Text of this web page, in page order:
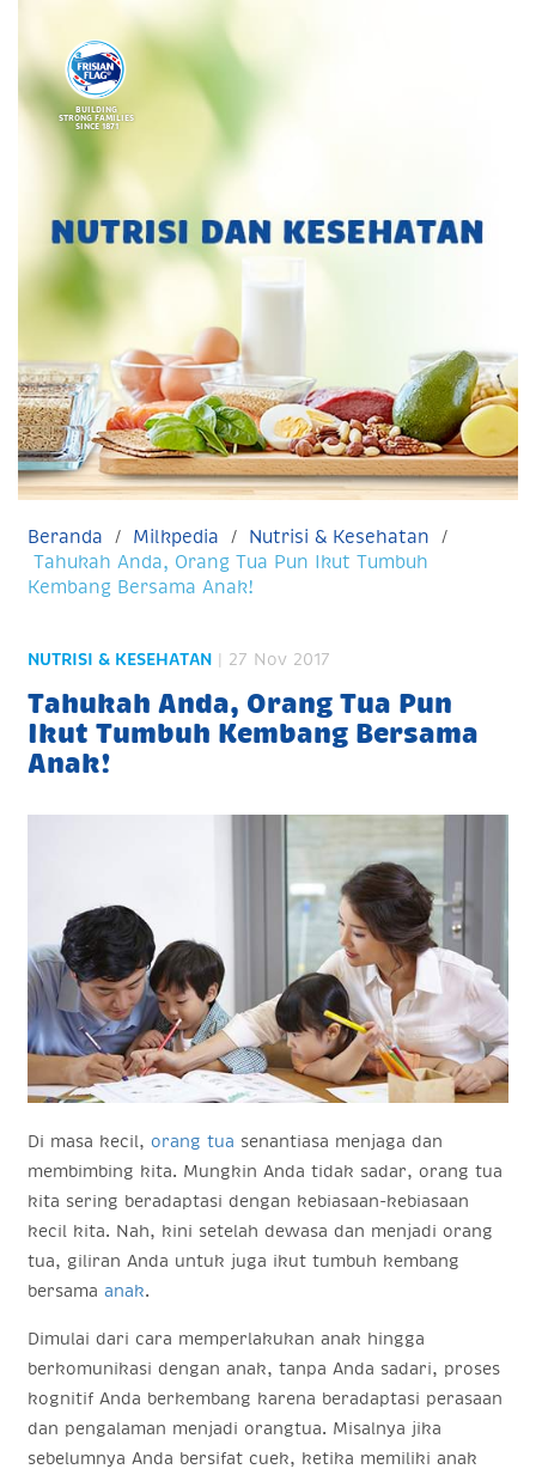
BUILDING
STRONG FAMILIES
SINCE 1871
Beranda Milkpedia
Nutrisi & Kesehatan
Tahukah Anda, Orang Tua Pun Ikut Tumbuh
Kembang Bersama Anak!
NUTRISI & KESEHATAN | 27 Nov 2017
Tahukah Anda, Orang Tua Pun
Ikut Tumbuh Kembang Bersama
Anak!
Di masa kecil, orang tua senantiasa menjaga dan
membimbing kita. Mungkin Anda tidak sadar, orang tua
kita sering beradaptasi dengan kebiasaan-kebiasaan
kecil kita. Nah, kini setelah dewasa dan menjadi orang
tua, giliran Anda untuk juga ikut tumbuh kembang
bersama anak.
Dimulai dari cara memperlakukan anak hingga
berkomunikasi dengan anak, tanpa Anda sadari, proses
kognitif Anda berkembang karena beradaptasi perasaan
dan pengalaman menjadi orangtua. Misalnya jika
sebelumnya Anda bersifat cuek, ketika memiliki anak